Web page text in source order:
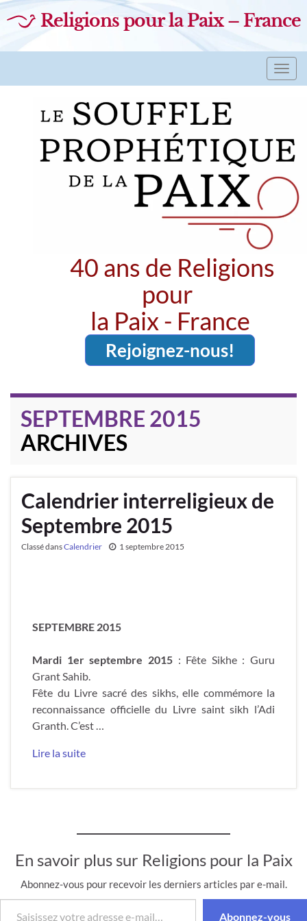
Religions pour la Paix – France
40 ans de Religions
pour
la Paix - France
Rejoignez-nous!
SEPTEMBRE 2015
ARCHIVES
Calendrier interreligieux de
Septembre 2015
Classé dansCalendrier 1 septembre 2015
SEPTEMBRE 2015
Mardi 1er septembre 2015: Fête Sikhe : Guru
Grant Sahib.
Fête du Livre sacré des sikhs, elle commémore la
reconnaissance officielle du Livre saint sikh l’Adi
Granth. C’est …
Lire la suite
En savoir plus sur Religions pour la Paix
Abonnez-vous pour recevoir les derniers articles par e-mail.
Saisissez votre adresse e-mail…
Abonnez-vous